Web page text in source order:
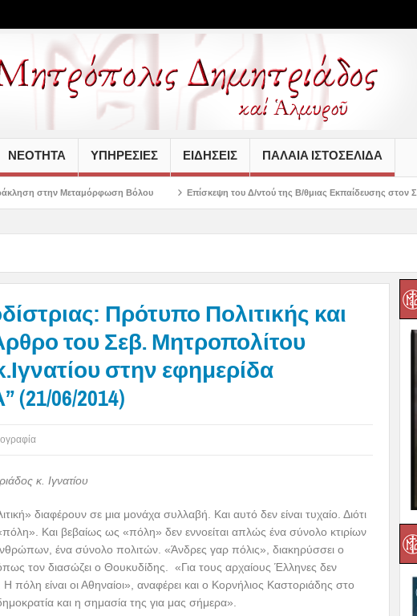
ΝΕΟΤΗΤΑ ΥΠΗΡΕΣΙΕΣ ΕΙΔΗΣΕΙΣ ΠΑΛΑΙΆ ΙΣΤΟΣΕΛΊΔΑ
Βόλου Επίσκεψη του Δ/ντού της Β/θμιας Εκπαίδευσης στον Σεβασμιώτατο
Πρότυπο Πολιτικής και
του Σεβ. Μητροπολίτου
στην εφημερίδα
06/2014)
κ. Ιγνατίου
διαφέρουν σε μια μονάχα συλλαβή. Και αυτό δεν είναι τυχαίο. Διότι
«πόλη». Και βεβαίως ως «πόλη» δεν εννοείται απλώς ένα σύνολο κτιρίων
ένα σύνολο πολιτών. «Άνδρες γαρ πόλις», διακηρύσσει ο
τον διασώζει ο Θουκυδίδης. «Για τους αρχαίους Έλληνες δεν
πόλη είναι οι Αθηναίοι», αναφέρει και ο Κορνήλιος Καστοριάδης στο
και η σημασία της για μας σήμερα».